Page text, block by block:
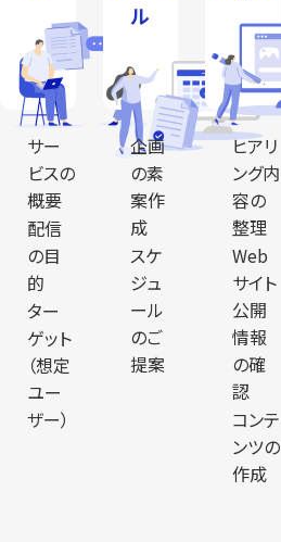
サー
ビスの
概要
配信
の目
的
ター
ゲット
（想定
ユー
ザー）
ル
企画
の素
案作
成
スケ
ジュ
ール
のご
提案
ヒアリ
ング内
容の
整理
Web
サイト
公開
情報
の確
認
コンテ
ンツの
作成